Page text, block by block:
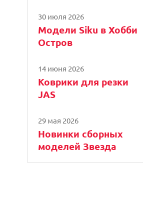
30 июля 2026
Модели Siku в Хобби
Остров
14 июня 2026
Коврики для резки
JAS
29 мая 2026
Новинки сборных
моделей Звезда